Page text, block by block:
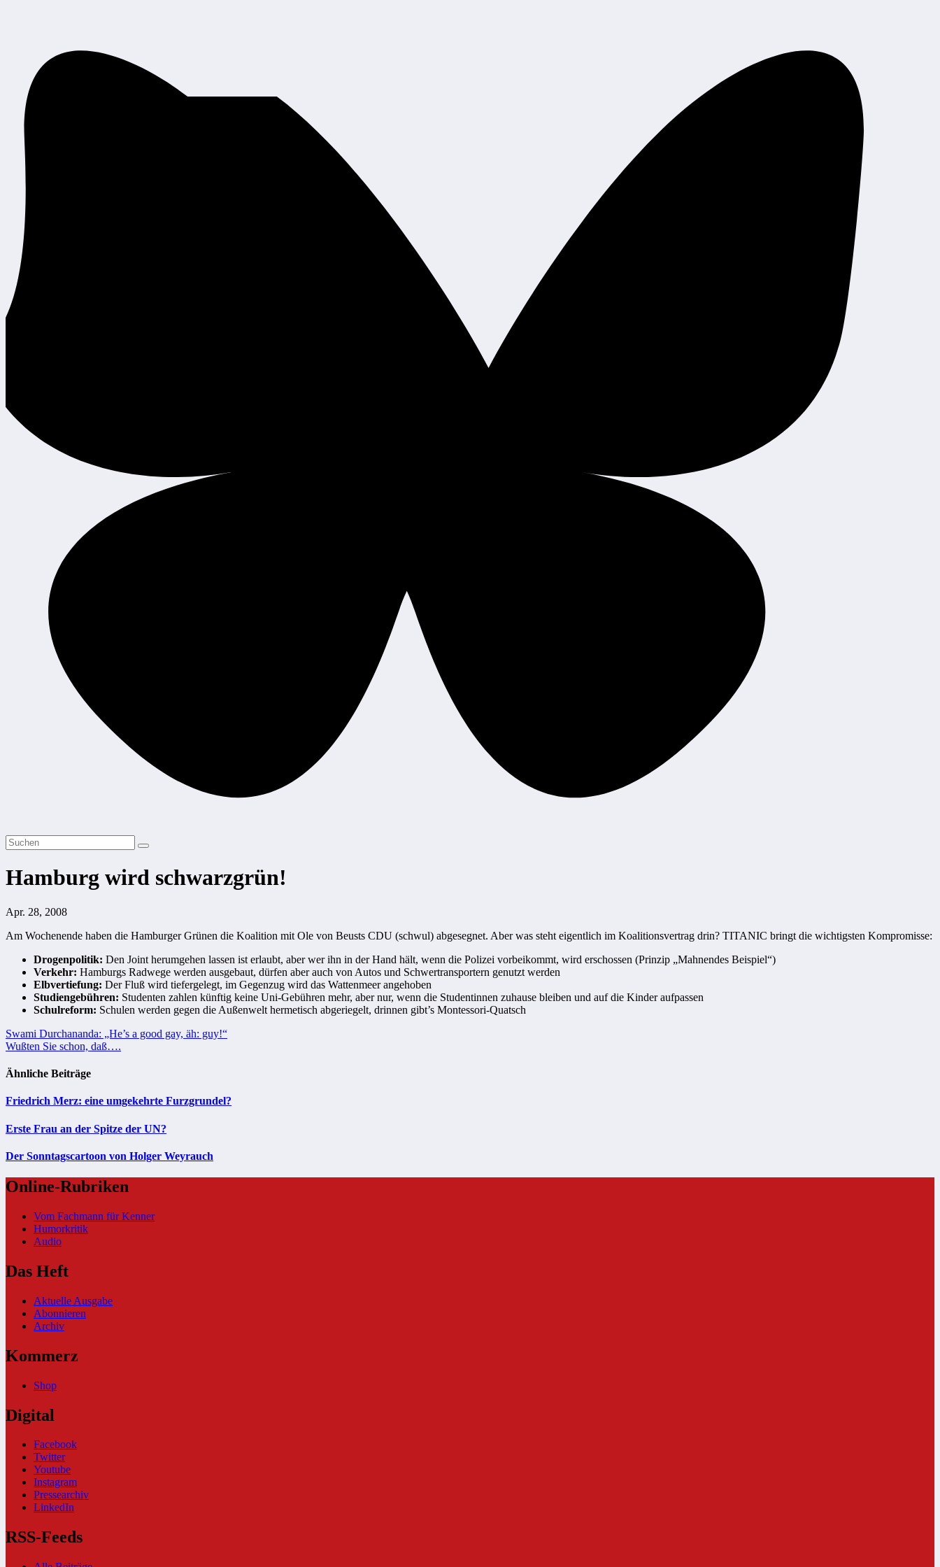
Hamburg wird schwarzgrün!
Apr. 28, 2008
Am Wochenende haben die Hamburger Grünen die Koalition mit Ole von Beusts CDU (schwul) abgesegnet. Aber was steht eigentlich im Koalitionsvertrag drin? TITANIC bringt die wichtigsten Kompromisse:
Drogenpolitik: Den Joint herumgehen lassen ist erlaubt, aber wer ihn in der Hand hält, wenn die Polizei vorbeikommt, wird erschossen (Prinzip „Mahnendes Beispiel“)
Verkehr: Hamburgs Radwege werden ausgebaut, dürfen aber auch von Autos und Schwertransportern genutzt werden
Elbvertiefung: Der Fluß wird tiefergelegt, im Gegenzug wird das Wattenmeer angehoben
Studiengebühren: Studenten zahlen künftig keine Uni-Gebühren mehr, aber nur, wenn die Studentinnen zuhause bleiben und auf die Kinder aufpassen
Schulreform: Schulen werden gegen die Außenwelt hermetisch abgeriegelt, drinnen gibt’s Montessori-Quatsch
Beitragsnavigation
Swami Durchananda: „He’s a good gay, äh: guy!“
Wußten Sie schon, daß….
Ähnliche Beiträge
Friedrich Merz: eine umgekehrte Furzgrundel?
Erste Frau an der Spitze der UN?
Der Sonntagscartoon von Holger Weyrauch
Online-Rubriken
Vom Fachmann für Kenner
Humorkritik
Audio
Das Heft
Aktuelle Ausgabe
Abonnieren
Archiv
Kommerz
Shop
Digital
Facebook
Twitter
Youtube
Instagram
Pressearchiv
LinkedIn
RSS-Feeds